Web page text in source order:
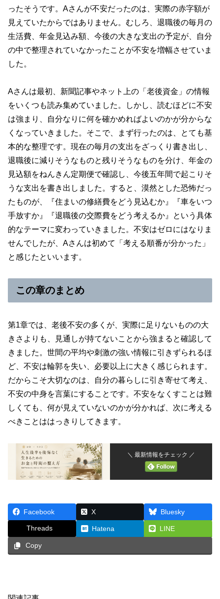
ったそうです。Aさんが不安だったのは、実際の赤字額が
見えていたからではありません。むしろ、退職後の毎月の
生活費、年金見込み額、今後の大きな支出の予定が、自分
の中で整理されていなかったことが不安を増幅させていま
した。
Aさんは最初、新聞記事やネット上の「老後資金」の情報
をいくつも読み集めていました。しかし、読むほどに不安
は強まり、自分なりに何を確かめればよいのかが分からな
くなっていきました。そこで、まず行ったのは、とても基
本的な整理です。現在の毎月の支出をざっくり書き出し、
退職後に減りそうなものと残りそうなものを分け、年金の
見込額をねんきん定期便で確認し、今後五年間で起こりそ
うな支出を書き出しました。すると、漠然とした恐怖だっ
たものが、『住まいの修繕費をどう見込むか』『車をいつ
手放すか』『退職後の交際費をどう考えるか』という具体
的なテーマに変わっていきました。不安はゼロにはなりま
せんでしたが、Aさんは初めて「考える順番が分かった」
と感じたといいます。
この章のまとめ
第1章では、老後不安の多くが、実際に足りないものの大
きさよりも、見通しが持てないことから強まると確認して
きました。世間の平均や刺激の強い情報に引きずられるほ
ど、不安は輪郭を失い、必要以上に大きく感じられます。
だからこそ大切なのは、自分の暮らしに引き寄せて考え、
不安の中身を言葉にすることです。不安をなくすことは難
しくても、何が見えていないのかが分かれば、次に考える
べきことははっきりしてきます。
＼ 最新情報をチェック ／
Facebook X Bluesky
Threads Hatena LINE
Copy